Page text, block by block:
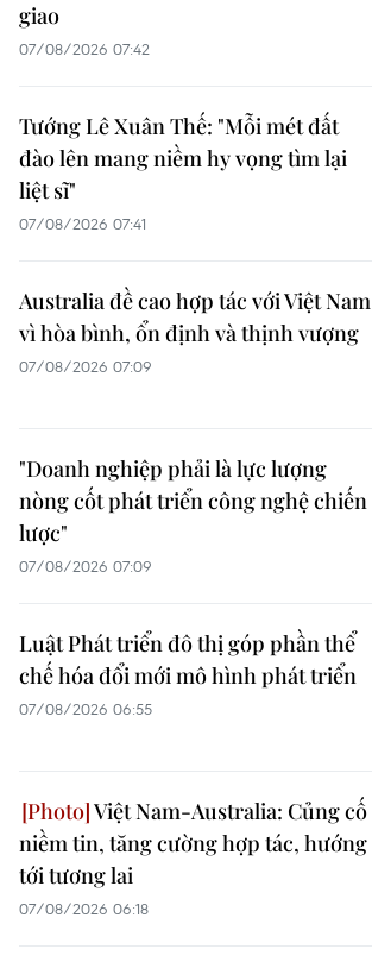
giao
07/08/2026 07:42
Tướng Lê Xuân Thế: "Mỗi mét đất
đào lên mang niềm hy vọng tìm lại
liệt sĩ"
07/08/2026 07:41
Australia đề cao hợp tác với Việt Nam
vì hòa bình, ổn định và thịnh vượng
07/08/2026 07:09
"Doanh nghiệp phải là lực lượng
nòng cốt phát triển công nghệ chiến
lược"
07/08/2026 07:09
Luật Phát triển đô thị góp phần thể
chế hóa đổi mới mô hình phát triển
07/08/2026 06:55
Việt Nam-Australia: Củng cố
niềm tin, tăng cường hợp tác, hướng
tới tương lai
07/08/2026 06:18